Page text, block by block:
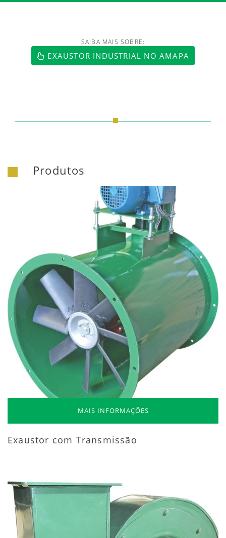
SAIBA MAIS SOBRE:
EXAUSTOR INDUSTRIAL NO AMAPA
Produtos
MAIS INFORMAÇÕES
Exaustor com Transmissão